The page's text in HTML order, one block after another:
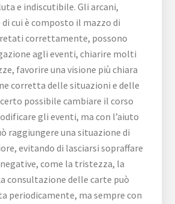
e indiscutibile. Gli arcani,
cui è composto il mazzo di
correttamente, possono
agli eventi, chiarire molti
favorire una visione più chiara
corretta delle situazioni e delle
possibile cambiare il corso
gli eventi, ma con l’aiuto
raggiungere una situazione di
evitando di lasciarsi sopraffare
come la tristezza, la
consultazione delle carte può
periodicamente, ma sempre con